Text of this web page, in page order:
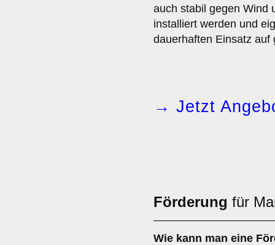
auch stabil gegen Wind
installiert werden und
dauerhaften Einsatz
→ Jetzt
Förderung für
Wie kann man eine